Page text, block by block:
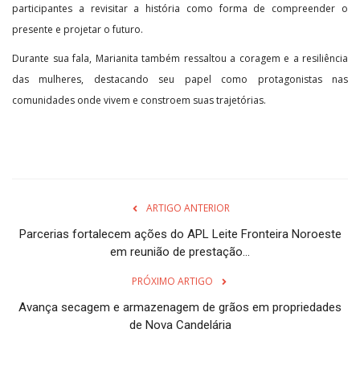
participantes a revisitar a história como forma de compreender o
presente e projetar o futuro.
Durante sua fala, Marianita também ressaltou a coragem e a resiliência
das mulheres, destacando seu papel como protagonistas nas
comunidades onde vivem e constroem suas trajetórias.
ARTIGO ANTERIOR
Parcerias fortalecem ações do APL Leite Fronteira Noroeste
em reunião de prestação...
PRÓXIMO ARTIGO
Avança secagem e armazenagem de grãos em propriedades
de Nova Candelária